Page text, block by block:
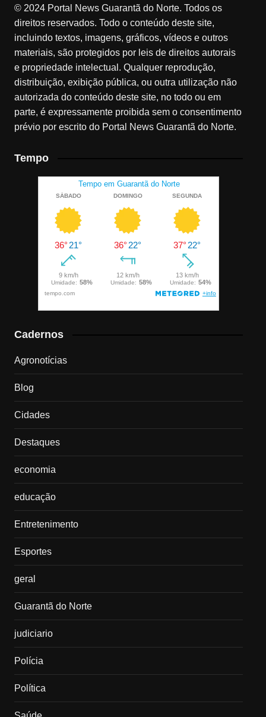
© 2024 Portal News Guarantã do Norte. Todos os
direitos reservados. Todo o conteúdo deste site,
incluindo textos, imagens, gráficos, vídeos e outros
materiais, são protegidos por leis de direitos autorais
e propriedade intelectual. Qualquer reprodução,
distribuição, exibição pública, ou outra utilização não
autorizada do conteúdo deste site, no todo ou em
parte, é expressamente proibida sem o consentimento
prévio por escrito do Portal News Guarantã do Norte.
Tempo
Cadernos
Agronotícias
Blog
Cidades
Destaques
economia
educação
Entretenimento
Esportes
geral
Guarantã do Norte
judiciario
Polícia
Política